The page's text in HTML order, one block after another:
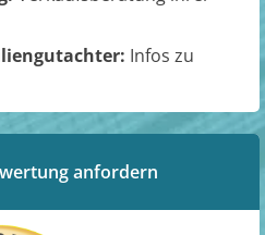
Infos zu
anfordern